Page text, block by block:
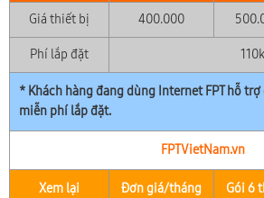
Giá thiết bị 400.000
Phí lắp đặt 110k
* Khách hàng đang dùng Internet FPT hỗ
miễn phí lắp đặt.
FPTVietNam.vn
Xem lại Đơn giá/tháng Gói 6